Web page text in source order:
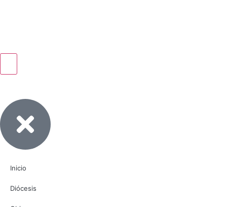
Inicio
Diócesis